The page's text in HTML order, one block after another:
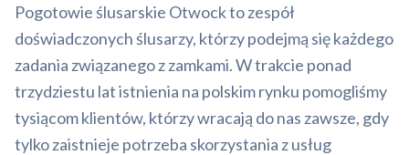
Pogotowie ślusarskie Otwock to zespół
doświadczonych ślusarzy, którzy podejmą się każdego
zadania związanego z zamkami. W trakcie ponad
trzydziestu lat istnienia na polskim rynku pomogliśmy
tysiącom klientów, którzy wracają do nas zawsze, gdy
tylko zaistnieje potrzeba skorzystania z usług